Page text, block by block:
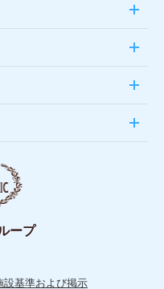
ープ
設基準および掲示